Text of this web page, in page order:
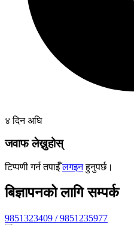
४ दिन अघि
जवाफ लेख्नुहोस्
टिप्पणी गर्न तपाईँलगइनहुनुपर्छ।
बिज्ञापनको लागि सम्पर्क
9851323409 / 9851235977